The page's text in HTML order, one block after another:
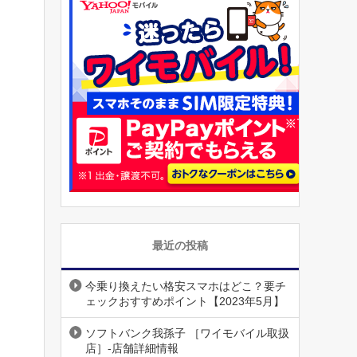
最近の投稿
今乗り換えたい格安スマホはどこ？要チ
ェックおすすめポイント【2023年5月】
ソフトバンク我孫子 ［ワイモバイル取扱
店］-店舗詳細情報